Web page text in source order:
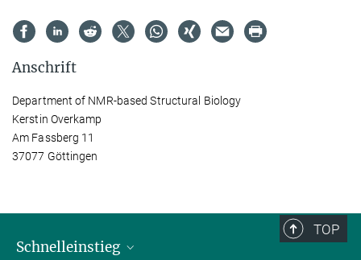
Anschrift
Department of NMR-based Structural Biology
Kerstin Overkamp
Am Fassberg 11
37077 Göttingen
TOP
Schnelleinstieg